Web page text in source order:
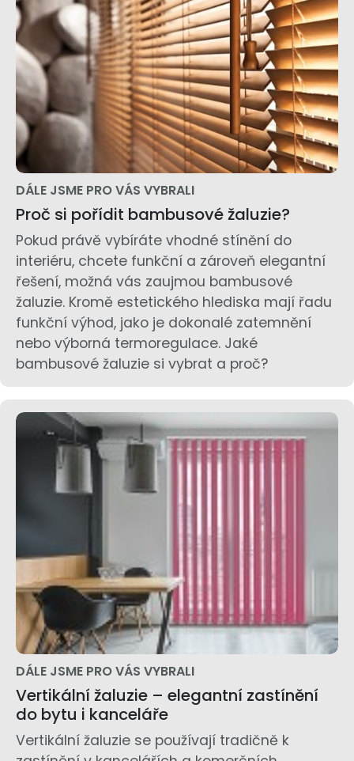
DÁLE JSME PRO VÁS VYBRALI
Proč si pořídit bambusové žaluzie?
Pokud právě vybíráte vhodné stínění do
interiéru, chcete funkční a zároveň elegantní
řešení, možná vás zaujmou bambusové
žaluzie. Kromě estetického hlediska mají řadu
funkční výhod, jako je dokonalé zatemnění
nebo výborná termoregulace. Jaké
bambusové žaluzie si vybrat a proč?
DÁLE JSME PRO VÁS VYBRALI
Vertikální žaluzie – elegantní zastínění
do bytu i kanceláře
Vertikální žaluzie se používají tradičně k